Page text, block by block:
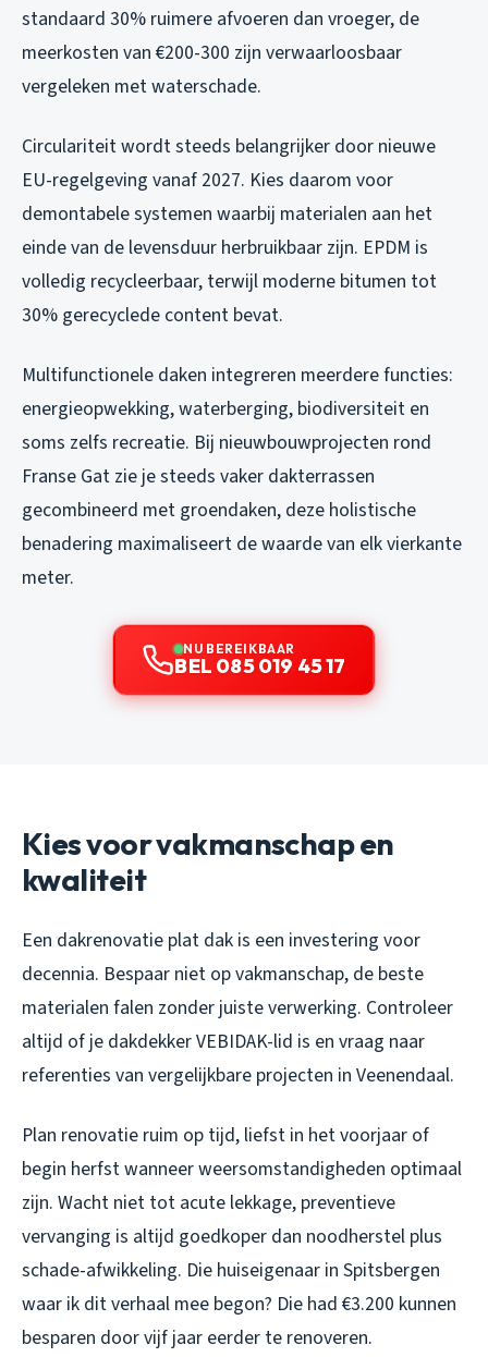
standaard 30% ruimere afvoeren dan vroeger, de
meerkosten van €200-300 zijn verwaarloosbaar
vergeleken met waterschade.
Circulariteit wordt steeds belangrijker door nieuwe
EU-regelgeving vanaf 2027. Kies daarom voor
demontabele systemen waarbij materialen aan het
einde van de levensduur herbruikbaar zijn. EPDM is
volledig recycleerbaar, terwijl moderne bitumen tot
30% gerecyclede content bevat.
Multifunctionele daken integreren meerdere functies:
energieopwekking, waterberging, biodiversiteit en
soms zelfs recreatie. Bij nieuwbouwprojecten rond
Franse Gat zie je steeds vaker dakterrassen
gecombineerd met groendaken, deze holistische
benadering maximaliseert de waarde van elk vierkante
meter.
NU BEREIKBAAR
BEL 085 019 45 17
Kies voor vakmanschap en
kwaliteit
Een dakrenovatie plat dak is een investering voor
decennia. Bespaar niet op vakmanschap, de beste
materialen falen zonder juiste verwerking. Controleer
altijd of je dakdekker VEBIDAK-lid is en vraag naar
referenties van vergelijkbare projecten in Veenendaal.
Plan renovatie ruim op tijd, liefst in het voorjaar of
begin herfst wanneer weersomstandigheden optimaal
zijn. Wacht niet tot acute lekkage, preventieve
vervanging is altijd goedkoper dan noodherstel plus
schade-afwikkeling. Die huiseigenaar in Spitsbergen
waar ik dit verhaal mee begon? Die had €3.200 kunnen
besparen door vijf jaar eerder te renoveren.